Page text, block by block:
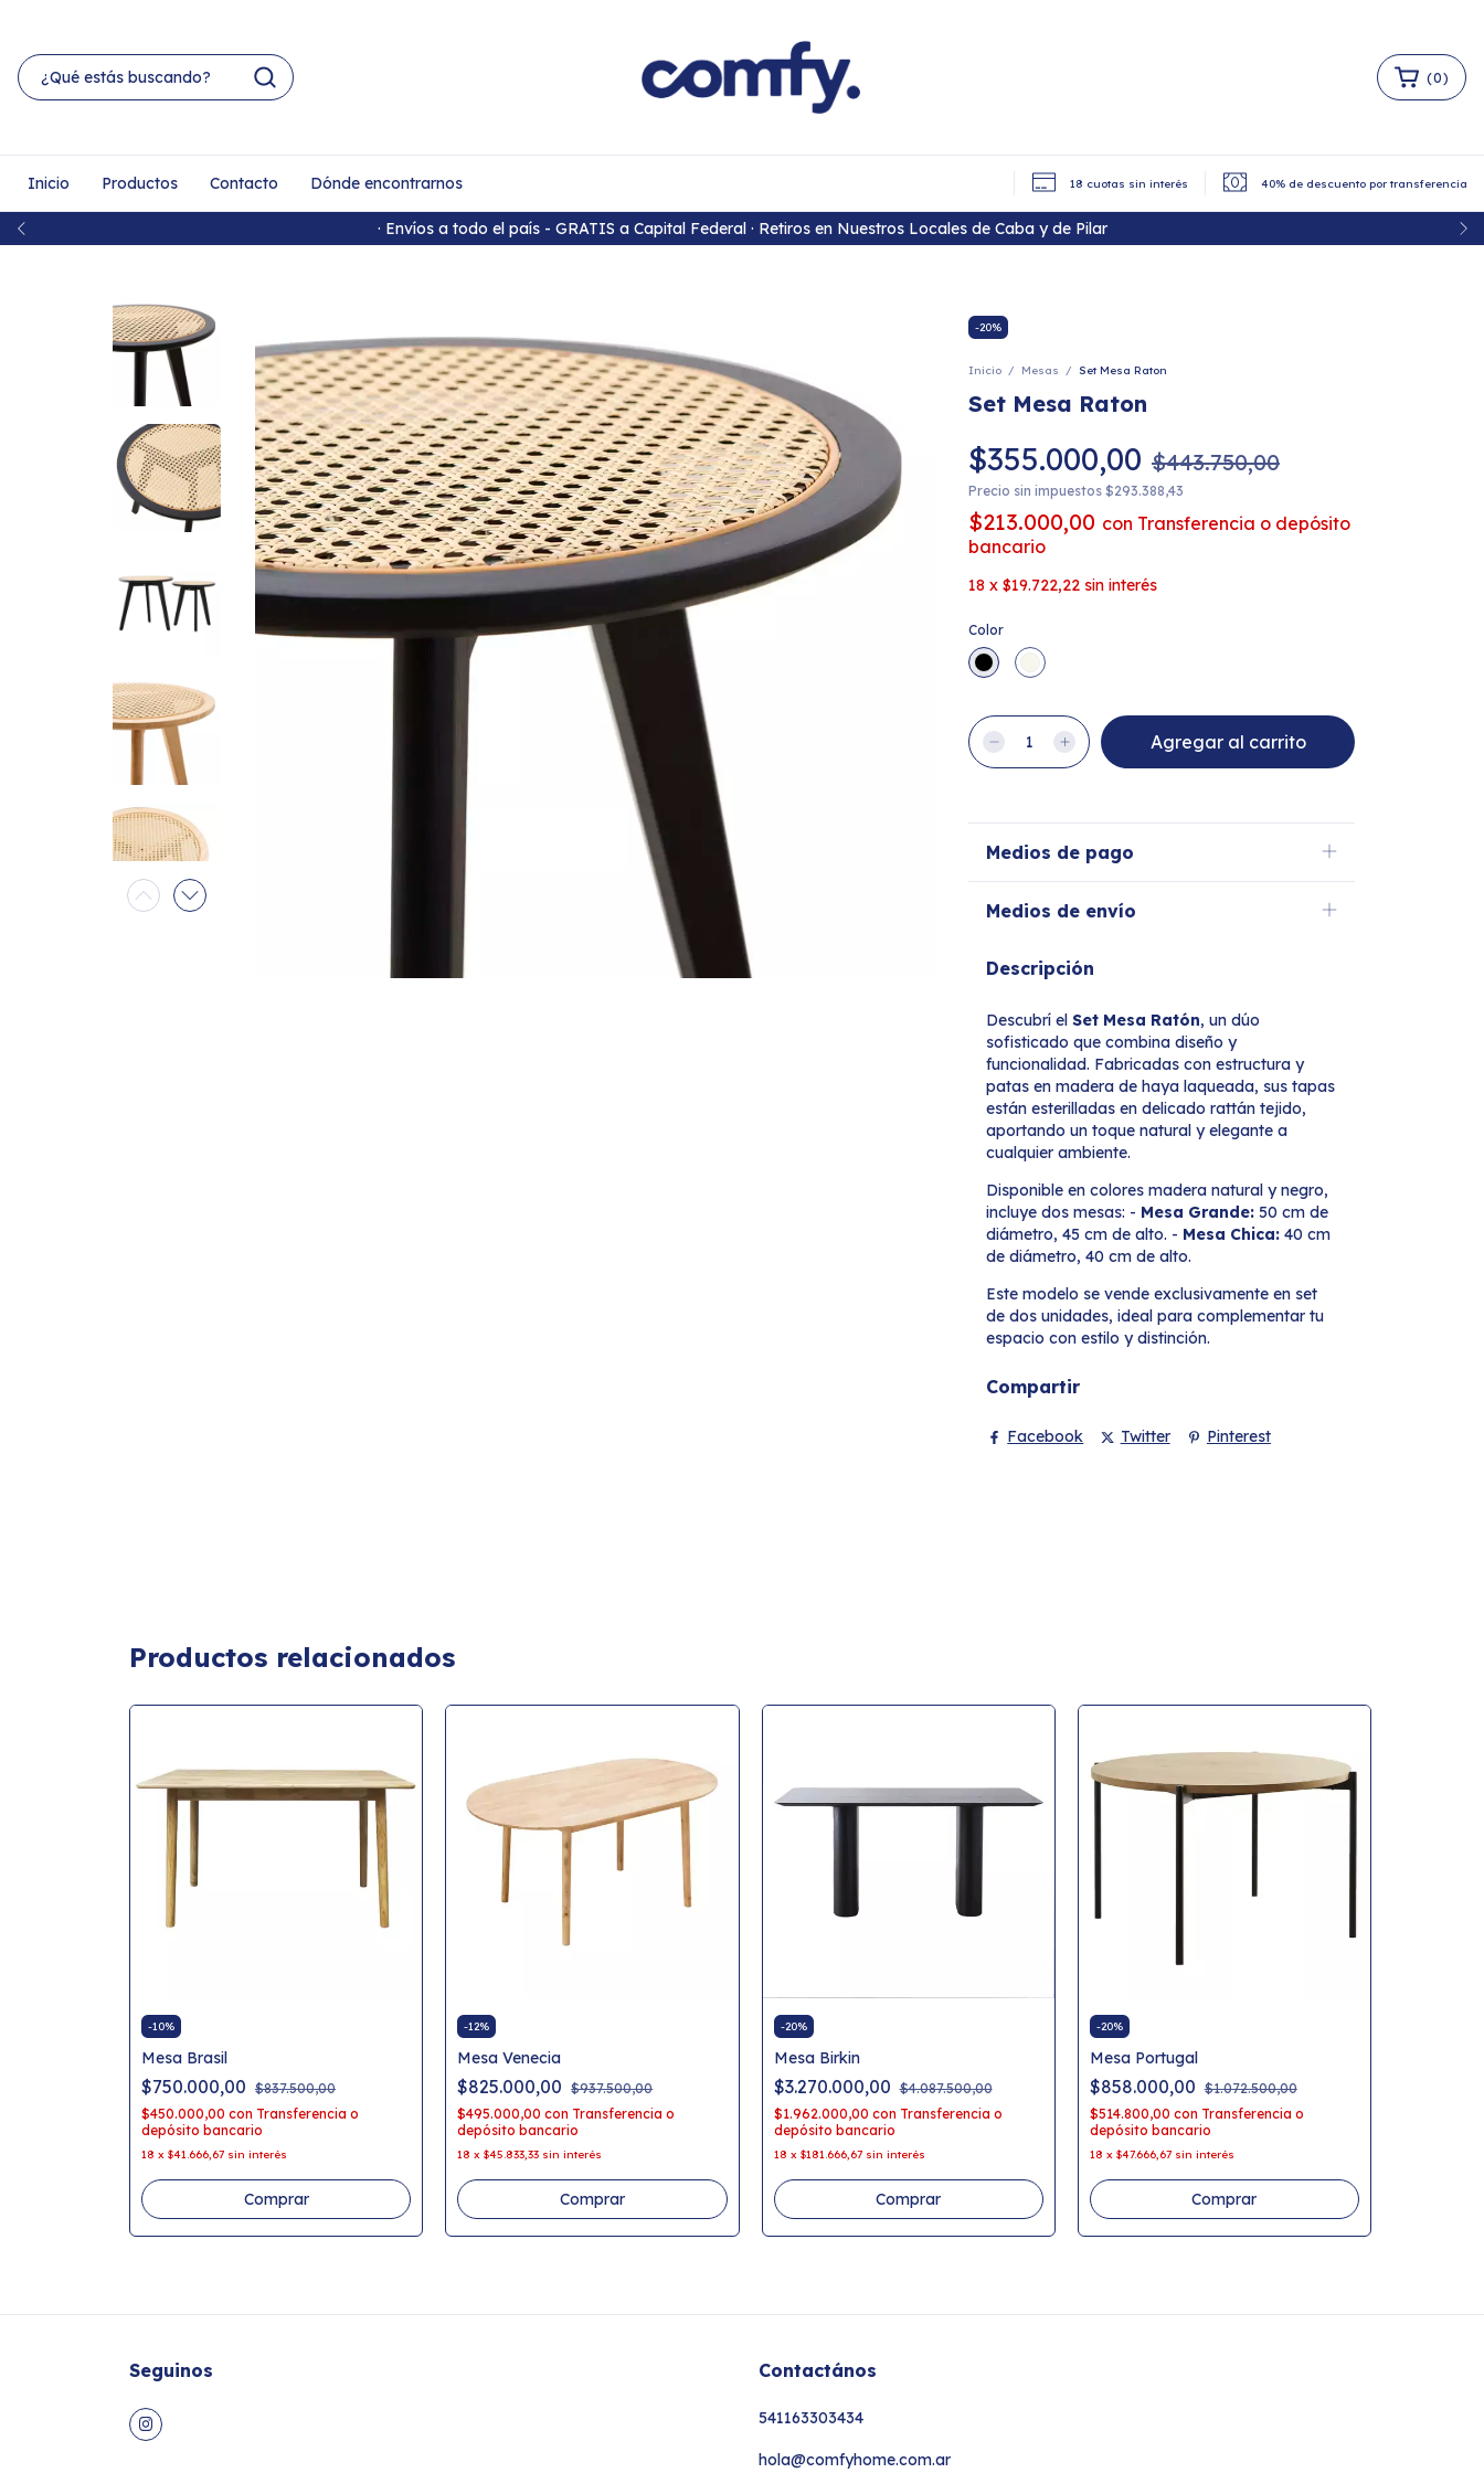
· Envíos a todo el país - GRATIS a Capital Federal · Retiros en Nuestros Locales de Caba y de Pilar
(0)
Inicio Productos Contacto Dónde encontrarnos 18 cuotas sin interés 40% de descuento por transferencia
-20%
Inicio / Mesas / Set Mesa Raton
Set Mesa Raton
$355.000,00 $443.750,00
Precio sin impuestos $293.388,43
$213.000,00 con Transferencia o depósito
bancario
18 x $19.722,22 sin interés
Color
Medios de pago
Medios de envío
Descripción
Descubrí el Set Mesa Ratón, un dúo
sofisticado que combina diseño y
funcionalidad. Fabricadas con estructura y
patas en madera de haya laqueada, sus tapas
están esterilladas en delicado rattán tejido,
aportando un toque natural y elegante a
cualquier ambiente.
Disponible en colores madera natural y negro,
incluye dos mesas: - Mesa Grande: 50 cm de
diámetro, 45 cm de alto. - Mesa Chica: 40 cm
de diámetro, 40 cm de alto.
Este modelo se vende exclusivamente en set
de dos unidades, ideal para complementar tu
espacio con estilo y distinción.
Compartir
Facebook Twitter Pinterest
Productos relacionados
-10%
Mesa Brasil
$750.000,00 $837.500,00
$450.000,00 con Transferencia o
depósito bancario
18 x $41.666,67 sin interés
Comprar
-12%
Mesa Venecia
$825.000,00
$937.500,00
$495.000,00con Transferencia o
depósito bancario
18 x$45.833,33 sin interés
Comprar
-20%
Mesa Birkin
$3.270.000,00 $4.087.500,00
$1.962.000,00 con Transferencia o
depósito bancario
18 x $181.666,67 sin interés
Comprar
-20%
Mesa Portugal
$858.000,00 $1.072.500,00
$514.800,00 con Transferencia o
depósito bancario
18 x $47.666,67 sin interés
Seguinos Contactános
541163303434
hola@comfyhome.com.ar